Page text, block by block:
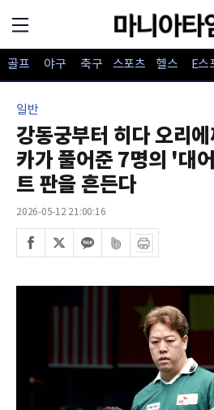
골프 야구 축구 스포츠 헬스 E스
일반
강동궁부터 히다 오리
카가 풀어준 7명의 '대
트 판을 흔든다
2026-05-12 21:00:16